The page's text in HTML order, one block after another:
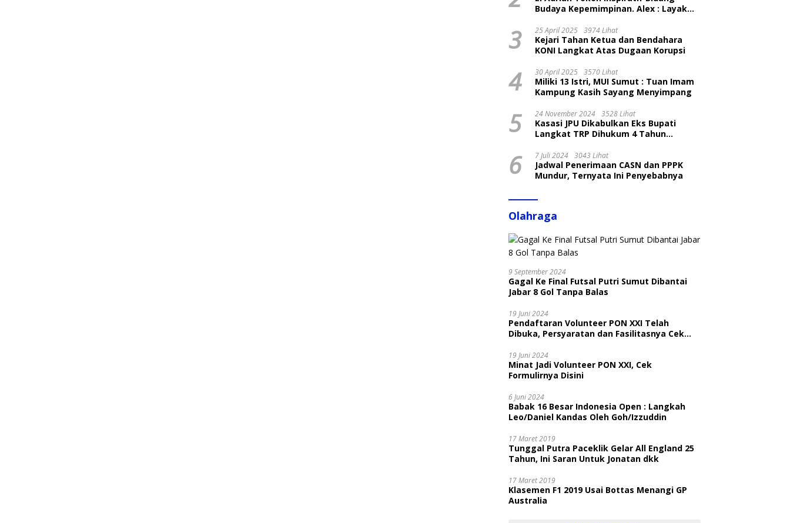
Budaya Kepemimpinan. Alex : Layak
3 25 April 2025 3974 Lihat
Kejari Tahan Ketua dan Bendahara
KONI Langkat Atas Dugaan Korupsi
4 30 April 2025 3570 Lihat
Miliki 13 Istri, MUI Sumut : Tuan Imam
Kampung Kasih Sayang Menyimpang
5 24 November 2024 3528 Lihat
Kasasi JPU Dikabulkan Eks Bupati
Langkat TRP Dihukum 4 Tahun
6 7 Juli 2024 3043 Lihat
Jadwal Penerimaan CASN dan PPPK
Mundur, Ternyata Ini Penyebabnya
Olahraga
9 September 2024
Gagal Ke Final Futsal Putri Sumut Dibantai
Jabar 8 Gol Tanpa Balas
19 Juni 2024
Pendaftaran Volunteer PON XXI Telah
Dibuka, Persyaratan dan Fasilitasnya Cek
19 Juni 2024
Minat Jadi Volunteer PON XXI, Cek
Formulirnya Disini
6 Juni 2024
Babak 16 Besar Indonesia Open : Langkah
Leo/Daniel Kandas Oleh Goh/Izzuddin
17 Maret 2019
Tunggal Putra Paceklik Gelar All England 25
Tahun, Ini Saran Untuk Jonatan dkk
17 Maret 2019
Klasemen F1 2019 Usai Bottas Menangi GP
Australia